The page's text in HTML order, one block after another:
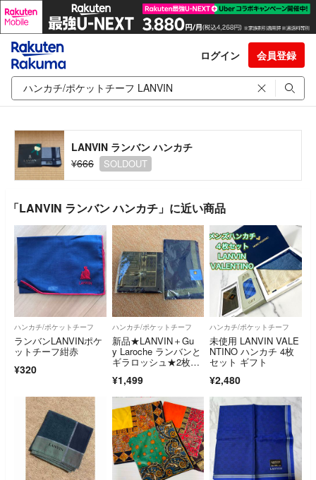
ログイン 会員登録
LANVIN ランバン ハンカチ
¥666
SOLDOUT
「LANVIN ランバン ハンカチ」に近い商品
ハンカチ/ポケットチーフ
ランバンLANVINポケ
ットチーフ紺赤
¥320
ハンカチ/ポケットチーフ
新品★LANVIN＋Gu
y Laroche ランバンと
ギラロッシュ★2枚セ
¥1,499
ハンカチ/ポケットチーフ
未使用 LANVIN VALE
NTINO ハンカチ 4枚
セット ギフト
¥2,480